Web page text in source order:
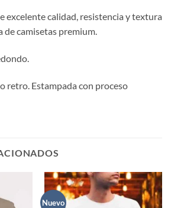
excelente calidad, resistencia y textura
de camisetas premium.
retro. Estampada con proceso
Nuevo